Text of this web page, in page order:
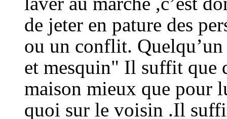
de jeter en pature des
ou un conflit.
et mesquin" Il suffit que
maison mieux que pour
quoi sur le voisin .Il